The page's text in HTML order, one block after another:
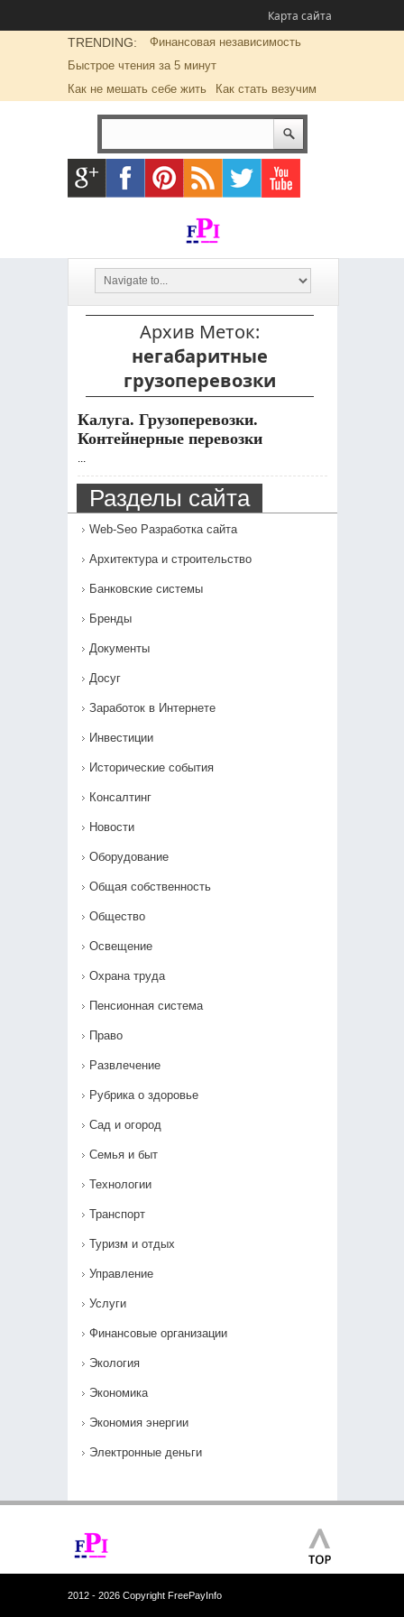
Карта сайта
TRENDING:
Финансовая независимость
Быстрое чтения за 5 минут
Как не мешать себе жить
Как стать везучим
Архив Меток:
негабаритные
грузоперевозки
Калуга. Грузоперевозки.
Контейнерные перевозки
...
Разделы сайта
Web-Seo Разработка сайта
Архитектура и строительство
Банковские системы
Бренды
Документы
Досуг
Заработок в Интернете
Инвестиции
Исторические события
Консалтинг
Новости
Оборудование
Общая собственность
Общество
Освещение
Охрана труда
Пенсионная система
Право
Развлечение
Рубрика о здоровье
Сад и огород
Семья и быт
Технологии
Транспорт
Туризм и отдых
Управление
Услуги
Финансовые организации
Экология
Экономика
Экономия энергии
Электронные деньги
2012 - 2026 Copyright FreePayInfo